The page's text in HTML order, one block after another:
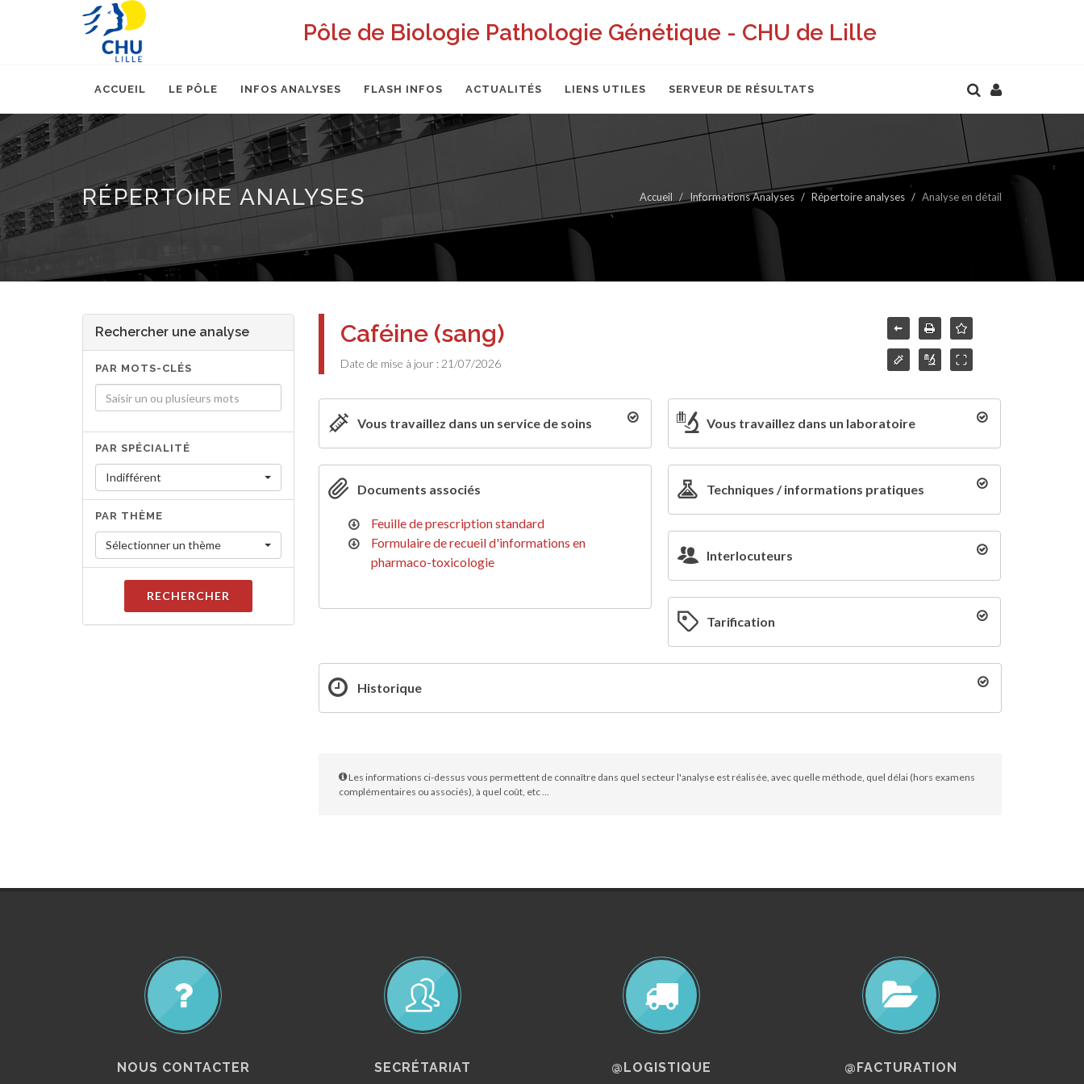
Pôle de Biologie Pathologie Génétique - CHU de Lille
ACCUEIL LE PÔLE INFOS ANALYSES FLASH INFOS ACTUALITÉS LIENS UTILES SERVEUR DE RÉSULTATS
RÉPERTOIRE ANALYSES Accueil Informations Analyses Répertoire analyses Analyse en détail
Rechercher une analyse
PAR MOTS-CLÉS
PAR SPÉCIALITÉ
Indifférent
PAR THÈME
Sélectionner un thème
RECHERCHER
Caféine (sang)
Date de mise à jour : 21/07/2026
Vous travaillez dans un service de soins Vous travaillez dans un laboratoire
Documents associés
Feuille de prescription standard
Formulaire de recueil d'informations en
pharmaco-toxicologie
Techniques / informations pratiques
Interlocuteurs
Tarification
Historique
Les informations ci-dessus vous permettent de connaître dans quel secteur l'analyse est réalisée, avec quelle méthode, quel délai (hors examens
complémentaires ou associés), à quel coût, etc ...
NOUS CONTACTER SECRÉTARIAT @LOGISTIQUE @FACTURATION